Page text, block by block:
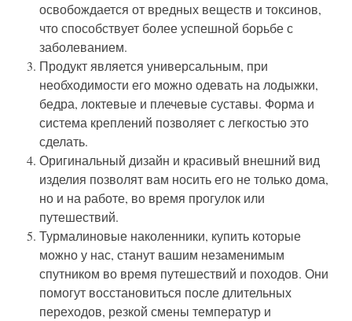
освобождается от вредных веществ и токсинов,
что способствует более успешной борьбе с
заболеванием.
Продукт является универсальным, при
необходимости его можно одевать на лодыжки,
бедра, локтевые и плечевые суставы. Форма и
система креплений позволяет с легкостью это
сделать.
Оригинальный дизайн и красивый внешний вид
изделия позволят вам носить его не только дома,
но и на работе, во время прогулок или
путешествий.
Турмалиновые наколенники, купить которые
можно у нас, станут вашим незаменимым
спутником во время путешествий и походов. Они
помогут восстановиться после длительных
переходов, резкой смены температур и